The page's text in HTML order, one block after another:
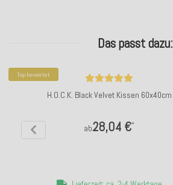
Das passt dazu:
Top bewertet
H.O.C.K. Black Velvet Kissen 60x40cm
ab28,04 €*